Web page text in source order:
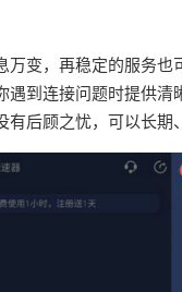
变，再稳定的服务
到连接问题时提供
后顾之忧，可以长期